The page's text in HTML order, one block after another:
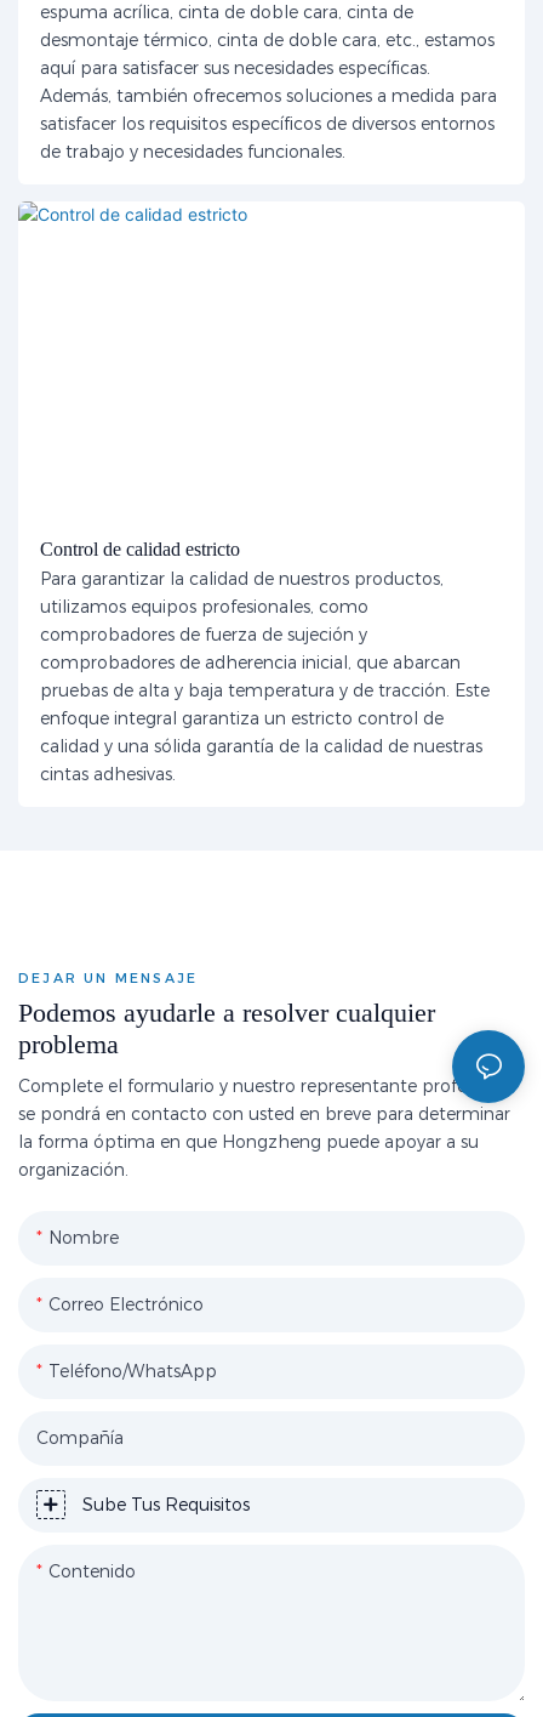
espuma acrílica, cinta de doble cara, cinta de
desmontaje térmico, cinta de doble cara, etc., estamos
aquí para satisfacer sus necesidades específicas.
Además, también ofrecemos soluciones a medida para
satisfacer los requisitos específicos de diversos entornos
de trabajo y necesidades funcionales.
Control de calidad estricto
Para garantizar la calidad de nuestros productos,
utilizamos equipos profesionales, como
comprobadores de fuerza de sujeción y
comprobadores de adherencia inicial, que abarcan
pruebas de alta y baja temperatura y de tracción. Este
enfoque integral garantiza un estricto control de
calidad y una sólida garantía de la calidad de nuestras
cintas adhesivas.
DEJAR UN MENSAJE
Podemos ayudarle a resolver cualquier
problema
Complete el formulario y nuestro representante profesional
se pondrá en contacto con usted en breve para determinar
la forma óptima en que Hongzheng puede apoyar a su
organización.
Nombre
Correo Electrónico
Teléfono/WhatsApp
Compañía
Sube Tus Requisitos
Contenido